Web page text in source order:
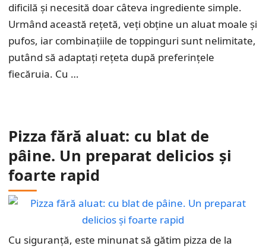
dificilă și necesită doar câteva ingrediente simple.
Urmând această rețetă, veți obține un aluat moale și
pufos, iar combinațiile de toppinguri sunt nelimitate,
putând să adaptați rețeta după preferințele
fiecăruia. Cu …
Pizza fără aluat: cu blat de
pâine. Un preparat delicios și
foarte rapid
Cu siguranță, este minunat să gătim pizza de la